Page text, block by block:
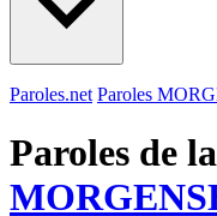
Paroles.net Paroles
Paroles de